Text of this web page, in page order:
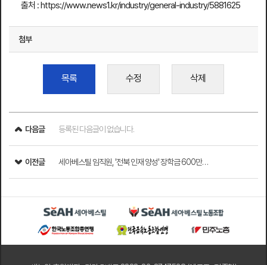
출처 :https://www.news1.kr/industry/general-industry/5881625
첨부
목록 수정 삭제
다음글 등록된 다음글이 없습니다.
이전글 세아베스틸 임직원, '전북 인재 양성' 장학금 600만…